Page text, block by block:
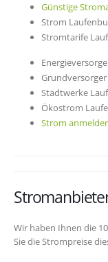
Günstige
Strom
Stromtarife
Stadtwerke
Ökostrom
Strom
Wir haben Ihnen die
Sie die Strompreise